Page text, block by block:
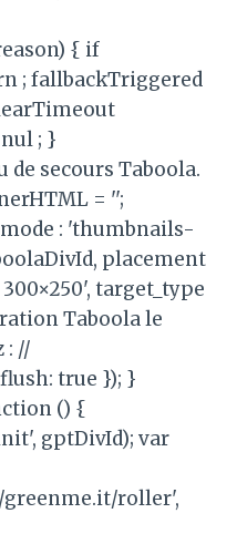
{ if
; fallbackTriggered
; }
de secours Taboola.
= '';
: 'thumbnails-
placement
target_type
Taboola le
: //
true }); }
() {
gptDivId); var
greenme.it/roller',